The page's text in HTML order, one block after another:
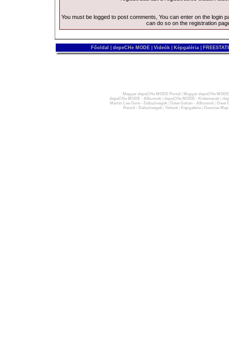
You must be logged to post comments, You can enter on the login
can do so on the registration
Főoldal depeCHe MODE Videók Képgaléria
Magyar depeCHe MODE Portál
Magyar depeCHe
depeCHe MODE - Albumok| depeCHe MODE - Kislemezek|
Martin Lee Gore - Dalszövegek| Dave Gahan - Albumok|
Dave
Recoil - Dalszövegek| Videók| Képgaléria| Devotee Map